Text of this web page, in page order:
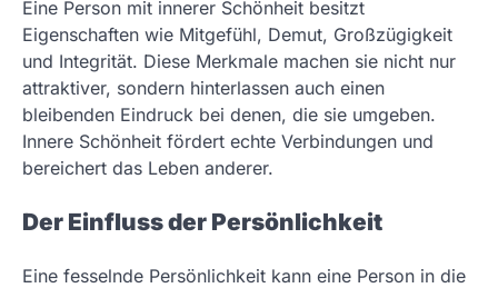
Eine Person mit innerer Schönheit besitzt
Eigenschaften wie Mitgefühl, Demut, Großzügigkeit
und Integrität. Diese Merkmale machen sie nicht nur
attraktiver, sondern hinterlassen auch einen
bleibenden Eindruck bei denen, die sie umgeben.
Innere Schönheit fördert echte Verbindungen und
bereichert das Leben anderer.
Der Einfluss der Persönlichkeit
Eine fesselnde Persönlichkeit kann eine Person in die